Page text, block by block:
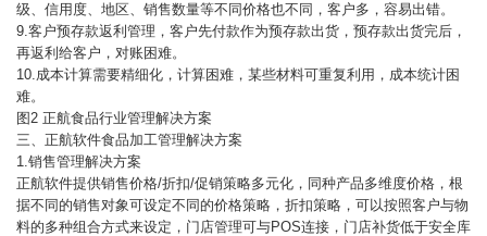
级、信用度、地区、销售数量等不同价格也不同，客户多，容易出错。
9.客户预存款返利管理，客户先付款作为预存款出货，预存款出货完后，
再返利给客户，对账困难。
10.成本计算需要精细化，计算困难，某些材料可重复利用，成本统计困
难。
图2 正航食品行业管理解决方案
三、正航软件食品加工管理解决方案
1.销售管理解决方案
正航软件提供销售价格/折扣/促销策略多元化，同种产品多维度价格，根
据不同的销售对象可设定不同的价格策略，折扣策略，可以按照客户与物
料的多种组合方式来设定，门店管理可与POS连接，门店补货低于安全库